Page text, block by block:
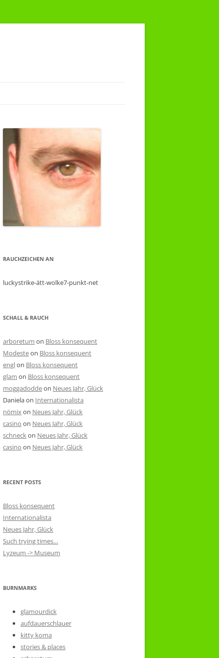
RAUCHZEICHEN AN
luckystrike-ätt-wolke7-punkt-net
SCHALL & RAUCH
arboretum on Bloss konsequent
Modesteon Bloss konsequent
englon Bloss konsequent
glam on Bloss konsequent
moggadoddeon Neues Jahr, Glück
Danielaon Internationalista
nömixon Neues Jahr, Glück
casino on Neues Jahr, Glück
schneckon Neues Jahr, Glück
casino on Neues Jahr, Glück
RECENT POSTS
Bloss konsequent
Internationalista
Neues Jahr, Glück
Such trying times…
Lyzeum -> Museum
BURNMARKS
glamourdick
aufdauerschlauer
kitty koma
stories & places